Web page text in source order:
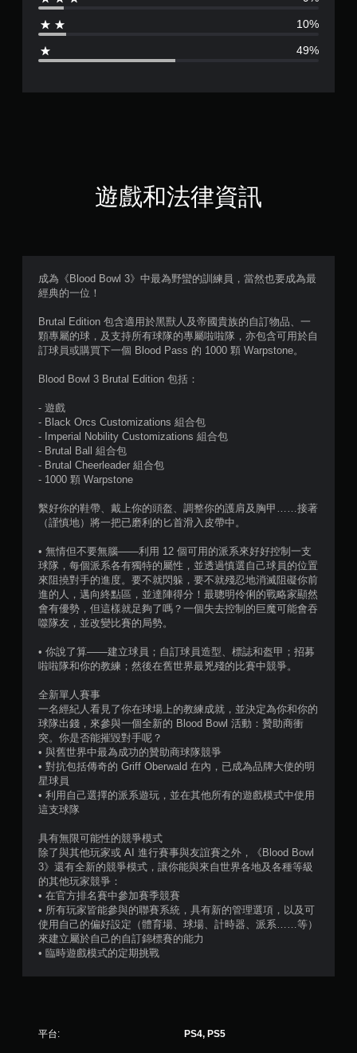
2
4
分
顆
3
6
1
則
分
10%
49%
遊戲和法律資訊
成為《Blood Bowl 3》中最為野蠻的訓練員，當然也要成為最
經典的一位！
Brutal Edition 包含適用於黑獸人及帝國貴族的自訂物品、一
顆專屬的球，及支持所有球隊的專屬啦啦隊，亦包含可用於自
訂球員或購買下一個 Blood Pass 的 1000 顆 Warpstone。
Blood Bowl 3 Brutal Edition 包括：
- 遊戲
- Black Orcs Customizations 組合包
- Imperial Nobility Customizations 組合包
- Brutal Ball 組合包
- Brutal Cheerleader 組合包
- 1000 顆 Warpstone
繫好你的鞋帶、戴上你的頭盔、調整你的護肩及胸甲……接著
（謹慎地）將一把已磨利的匕首滑入皮帶中。
• 無情但不要無腦——利用 12 個可用的派系來好好控制一支
球隊，每個派系各有獨特的屬性，並透過慎選自己球員的位置
來阻撓對手的進度。要不就閃躲，要不就殘忍地消滅阻礙你前
進的人，邁向終點區，並達陣得分！最聰明伶俐的戰略家顯然
會有優勢，但這樣就足夠了嗎？一個失去控制的巨魔可能會吞
噬隊友，並改變比賽的局勢。
• 你說了算——建立球員；自訂球員造型、標誌和盔甲；招募
啦啦隊和你的教練；然後在舊世界最兇殘的比賽中競爭。
全新單人賽事
一名經紀人看見了你在球場上的教練成就，並決定為你和你的
球隊出錢，來參與一個全新的 Blood Bowl 活動：贊助商衝
突。你是否能摧毀對手呢？
• 與舊世界中最為成功的贊助商球隊競爭
• 對抗包括傳奇的 Griff Oberwald 在內，已成為品牌大使的明
星球員
• 利用自己選擇的派系遊玩，並在其他所有的遊戲模式中使用
這支球隊
具有無限可能性的競爭模式
除了與其他玩家或 AI 進行賽事與友誼賽之外，《Blood Bowl
3》還有全新的競爭模式，讓你能與來自世界各地及各種等級
的其他玩家競爭：
• 在官方排名賽中參加賽季競賽
• 所有玩家皆能參與的聯賽系統，具有新的管理選項，以及可
使用自己的偏好設定（體育場、球場、計時器、派系……等）
來建立屬於自己的自訂錦標賽的能力
• 臨時遊戲模式的定期挑戰
平台: PS4, PS5